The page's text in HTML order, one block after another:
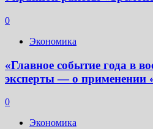
0
Экономика
«Главное событие года в
эксперты — о применении
0
Экономика